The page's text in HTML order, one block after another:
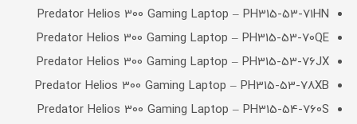
Predator Helios 300 Gaming Laptop – PH315-53-71HN
Predator Helios 300 Gaming Laptop – PH315-53-70QE
Predator Helios 300 Gaming Laptop – PH315-53-76JX
Predator Helios 300 Gaming Laptop – PH315-53-78XB
Predator Helios 300 Gaming Laptop – PH315-54-760S